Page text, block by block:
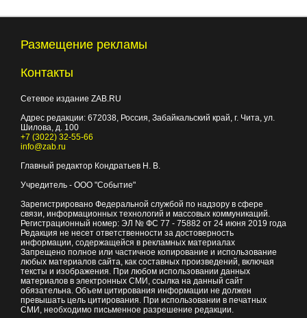
Размещение рекламы
Контакты
Сетевое издание ZAB.RU
Адрес редакции: 672038, Россия, Забайкальский край, г. Чита, ул.
Шилова, д. 100
+7 (3022) 32-55-66
info@zab.ru
Главный редактор Кондратьев Н. В.
Учредитель - ООО "Событие"
Зарегистрировано Федеральной службой по надзору в сфере
связи, информационных технологий и массовых коммуникаций.
Регистрационный номер: ЭЛ № ФС 77 - 75882 от 24 июня 2019 года
Редакция не несет ответственности за достоверность
информации, содержащейся в рекламных материалах
Запрещено полное или частичное копирование и использование
любых материалов сайта, как составных произведений, включая
тексты и изображения. При любом использовании данных
материалов в электронных СМИ, ссылка на данный сайт
обязательна. Объем цитирования информации не должен
превышать цель цитирования. При использовании в печатных
СМИ, необходимо письменное разрешение редакции.